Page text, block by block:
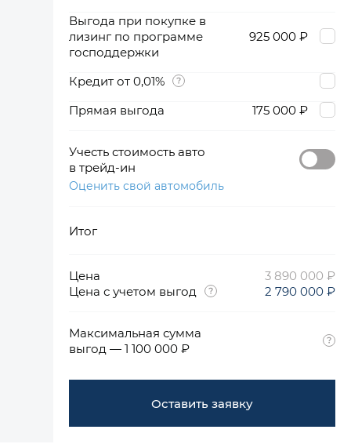
Выгода при покупке в
лизинг по программе
господдержки
925 000 ₽
Кредит от 0,01%
Прямая выгода
175 000 ₽
Учесть стоимость авто
в трейд-ин
Оценить свой автомобиль
Итог
Цена
3 890 000 ₽
Цена с учетом выгод
2 790 000 ₽
Максимальная сумма
выгод — 1 100 000 ₽
Оставить заявку